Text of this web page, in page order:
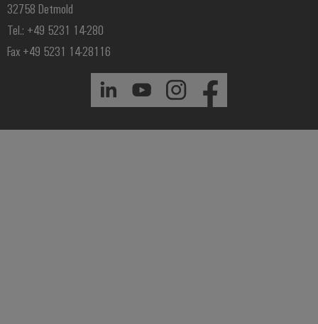
32758 Detmold
Tel.: +49 5231 14-280
Fax +49 5231 14-28116